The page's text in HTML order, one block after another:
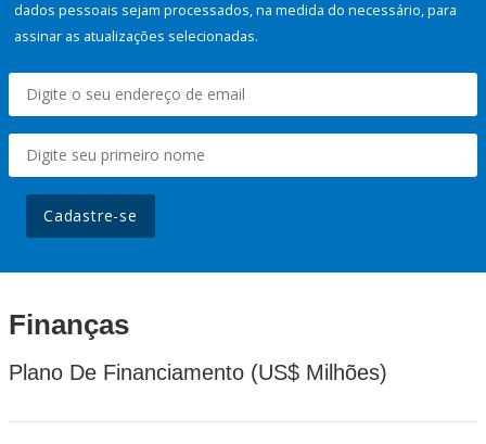
dados pessoais sejam processados, na medida do necessário, para
assinar as atualizações selecionadas.
Cadastre-se
Finanças
Plano De Financiamento (US$ Milhões)